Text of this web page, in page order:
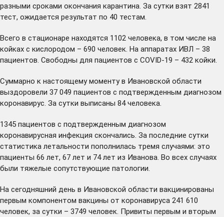
разными сроками окончания карантина. За сутки взят 2841
тест, ожидается результат по 40 тестам.
Всего в стационаре находятся 1102 человека, в том числе на
койках с кислородом – 690 человек. На аппаратах ИВЛ – 38
пациентов. Свободны для пациентов с COVID-19 – 432 койки.
Суммарно к настоящему моменту в Ивановской области
выздоровели 37 049 пациентов с подтвержденным диагнозом
коронавирус. За сутки выписаны 84 человека.
1345 пациентов с подтвержденным диагнозом
коронавирусная инфекция скончались. За последние сутки
статистика летальности пополнилась тремя случаями: это
пациенты 66 лет, 67 лет и 74 лет из Иванова. Во всех случаях
были тяжелые сопутствующие патологии.
На сегодняшний день в Ивановской области вакцинированы
первым компонентом вакцины от коронавируса 241 610
человек, за сутки – 3749 человек. Привиты первым и вторым